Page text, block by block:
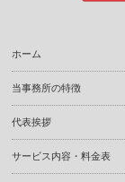
ホーム
当事務所の特徴
代表挨拶
サービス内容・料金表